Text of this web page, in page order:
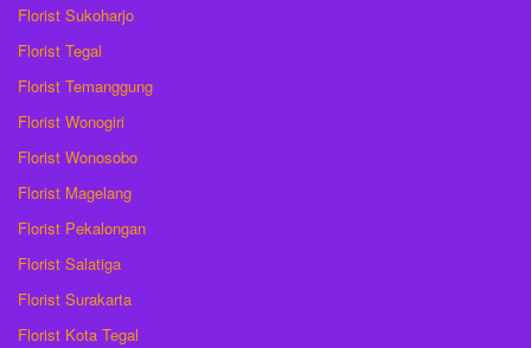
Florist Sukoharjo
Florist Tegal
Florist Temanggung
Florist Wonogiri
Florist Wonosobo
Florist Magelang
Florist Pekalongan
Florist Salatiga
Florist Surakarta
Florist Kota Tegal